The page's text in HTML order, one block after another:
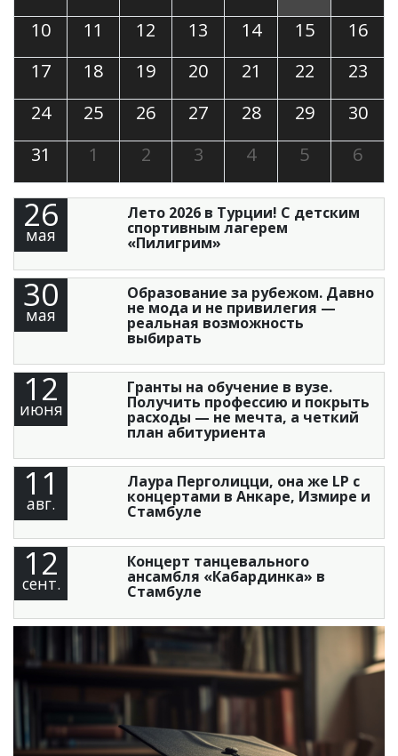
10 11 12 13 14 15
16
17
18 19 20 21 22
23
24
25 26 27 28 29
30
31
1 2 3 4 5 6
26
мая
Лето 2026 в Турции! С детским
спортивным лагерем
«Пилигрим»
30
мая
Образование за рубежом. Давно
не мода и не привилегия —
реальная возможность
выбирать
12
июня
Гранты на обучение в вузе.
Получить профессию и покрыть
расходы — не мечта, а четкий
план абитуриента
11
авг.
Лаура Перголицци, она же LP с
концертами в Анкаре, Измире и
Стамбуле
12
сент.
Концерт танцевального
ансамбля «Кабардинка» в
Стамбуле